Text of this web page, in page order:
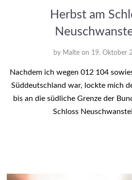
Herbst am
by Malte on 19. Oktober
Nachdem ich wegen 012 104
Süddeutschland war, lockte mich
bis an die südliche Grenze der
Schloss